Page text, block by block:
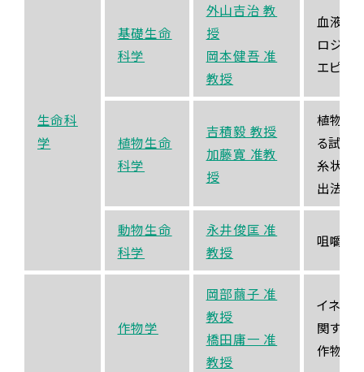
生命科
学
基礎生命
科学
外山吉治 教
授
岡本健吾 准
教授
血液の
ロジー
エピジ
植物生命
科学
吉積毅 教授
加藤寛 准教
授
植物を
る試み
糸状菌
出法の
動物生命
科学
永井俊匡 准
教授
咀嚼の
作物学
岡部繭子 准
教授
橋田庸一 准
教授
イネお
関する
作物の